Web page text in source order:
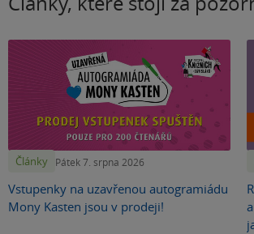
Články Pátek 7. srpna 2026
Vstupenky na uzavřenou autogramiádu
Mony Kasten jsou v prodeji!